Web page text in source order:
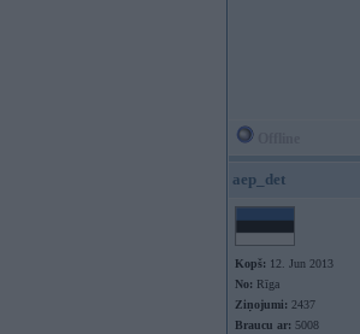
aep_det
Kopš: 12. Jun 2013
No: Rīga
Ziņojumi: 2437
Braucu ar: 5008